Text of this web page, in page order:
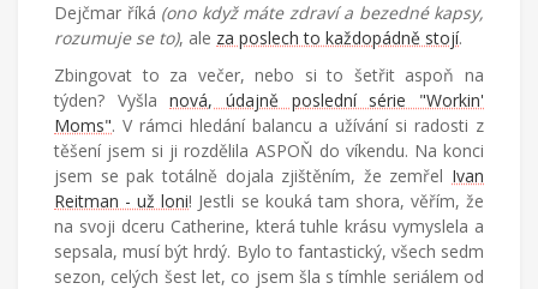
Dejčmar říká (ono když máte zdraví a bezedné kapsy,
rozumuje se to), ale za poslech to každopádně stojí.
Zbingovat to za večer, nebo si to šetřit aspoň na
týden? Vyšlanová, údajně poslední série "Workin'
Moms". V rámci hledání balancu a užívání si radosti z
těšení jsem si ji rozdělila ASPOŇ do víkendu. Na konci
jsem se pak totálně dojala zjištěním, že zemřel Ivan
Reitman - už loni! Jestli se kouká tam shora, věřím, že
na svoji dceru Catherine, která tuhle krásu vymyslela a
sepsala, musí být hrdý. Bylo to fantastický, všech sedm
sezon, celých šest let, co jsem šla s tímhle seriálem od